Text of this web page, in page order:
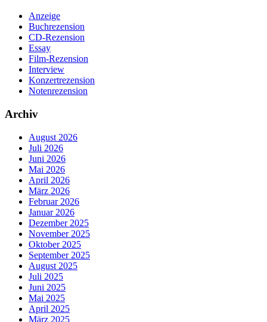
Anzeige
Buchrezension
CD-Rezension
Essay
Film-Rezension
Interview
Konzertrezension
Notenrezension
Archiv
August 2026
Juli 2026
Juni 2026
Mai 2026
April 2026
März 2026
Februar 2026
Januar 2026
Dezember 2025
November 2025
Oktober 2025
September 2025
August 2025
Juli 2025
Juni 2025
Mai 2025
April 2025
März 2025